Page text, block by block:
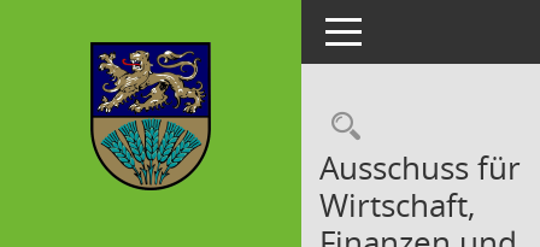
Toggle navigation
Ausschuss für
Wirtschaft,